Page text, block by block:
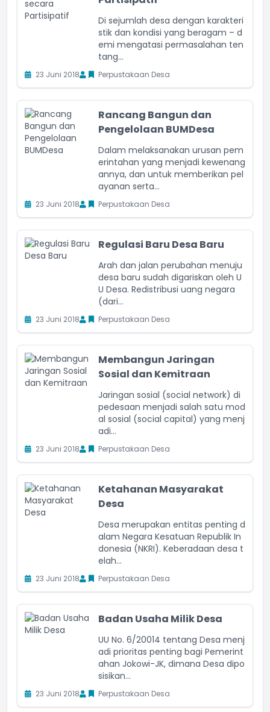
Di sejumlah desa dengan karakteri
stik dan kondisi yang beragam – d
emi mengatasi permasalahan ten
tang...
23 Juni 2018 Perpustakaan Desa
Rancang Bangun dan
Pengelolaan BUMDesa
Dalam melaksanakan urusan pem
erintahan yang menjadi kewenang
annya, dan untuk memberikan pel
ayanan serta...
23 Juni 2018 Perpustakaan Desa
Regulasi Baru Desa Baru
Arah dan jalan perubahan menuju
desa baru sudah digariskan oleh U
U Desa. Redistribusi uang negara
(dari...
23 Juni 2018 Perpustakaan Desa
Membangun Jaringan
Sosial dan Kemitraan
Jaringan sosial (social network) di
pedesaan menjadi salah satu mod
al sosial (social capital) yang menj
adi...
23 Juni 2018 Perpustakaan Desa
Ketahanan Masyarakat
Desa
Desa merupakan entitas penting d
alam Negara Kesatuan Republik In
donesia (NKRI). Keberadaan desa t
elah...
23 Juni 2018 Perpustakaan Desa
Badan Usaha Milik Desa
UU No. 6/20014 tentang Desa menj
adi prioritas penting bagi Pemerint
ahan Jokowi-JK, dimana Desa dipo
sisikan...
23 Juni 2018 Perpustakaan Desa